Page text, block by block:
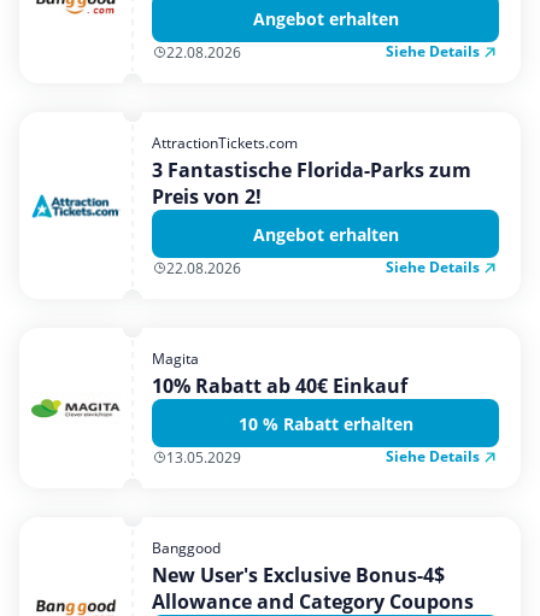
Angebot erhalten
22.08.2026 Siehe Details
AttractionTickets.com
3 Fantastische Florida-Parks zum
Preis von 2!
Angebot erhalten
22.08.2026 Siehe Details
Magita
10% Rabatt ab 40€ Einkauf
10 % Rabatt erhalten
13.05.2029 Siehe Details
Banggood
New User's Exclusive Bonus-4$
Allowance and Category Coupons